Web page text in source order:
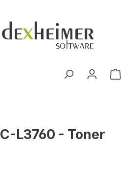
L3760 - Toner